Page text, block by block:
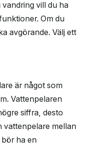
vandring vill du ha
Om du
avgörande. Välj ett
är något som
Vattenpelaren
siffra, desto
vattenpelare mellan
ha en